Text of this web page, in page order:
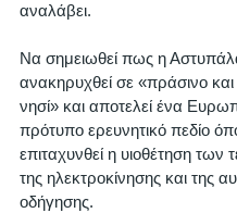
αναλάβει.
Να σημειωθεί πως η
ανακηρυχθεί σε «πράσινο
νησί» και αποτελεί ένα
πρότυπο ερευνητικό πεδίο
επιταχυνθεί η υιοθέτηση των
της ηλεκτροκίνησης και της
οδήγησης.